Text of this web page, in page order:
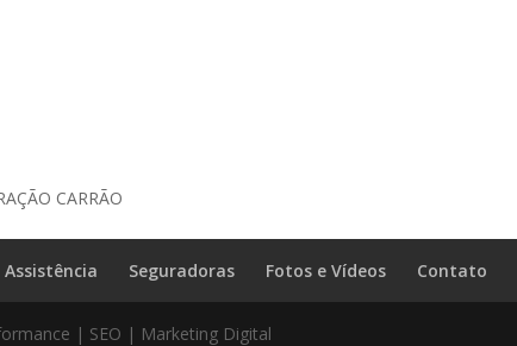
CARRÃO
Assistência Seguradoras Fotos e Vídeos Contato
| SEO | Marketing Digital